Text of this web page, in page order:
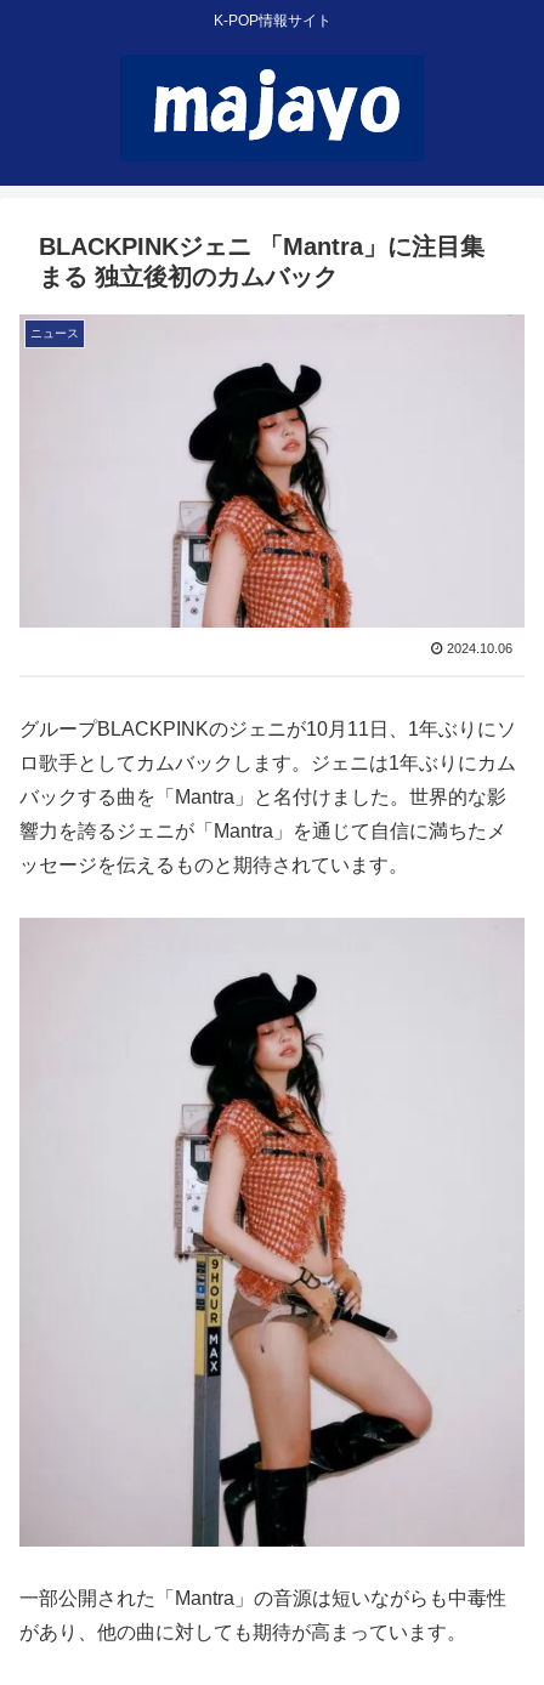
K-POP情報サイト
BLACKPINKジェニ 「Mantra」に注目集
まる 独立後初のカムバック
ニュース
2024.10.06
グループBLACKPINKのジェニが10月11日、1年ぶりにソ
ロ歌手としてカムバックします。ジェニは1年ぶりにカム
バックする曲を「Mantra」と名付けました。世界的な影
響力を誇るジェニが「Mantra」を通じて自信に満ちたメ
ッセージを伝えるものと期待されています。
一部公開された「Mantra」の音源は短いながらも中毒性
があり、他の曲に対しても期待が高まっています。